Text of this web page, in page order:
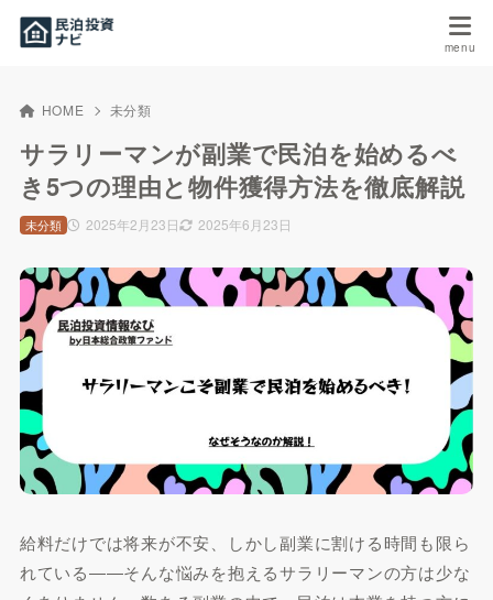
HOME 未分類
サラリーマンが副業で民泊を始めるべ
き5つの理由と物件獲得方法を徹底解説
2025年2月23日 2025年6月23日
未分類
給料だけでは将来が不安、しかし副業に割ける時間も限ら
れている――そんな悩みを抱えるサラリーマンの方は少な